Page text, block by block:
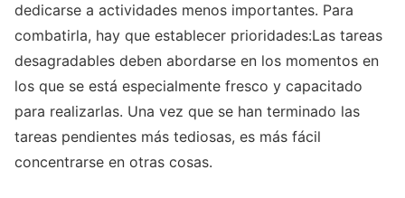
dedicarse a actividades menos importantes. Para
combatirla, hay que establecer prioridades:Las tareas
desagradables deben abordarse en los momentos en
los que se está especialmente fresco y capacitado
para realizarlas. Una vez que se han terminado las
tareas pendientes más tediosas, es más fácil
concentrarse en otras cosas.